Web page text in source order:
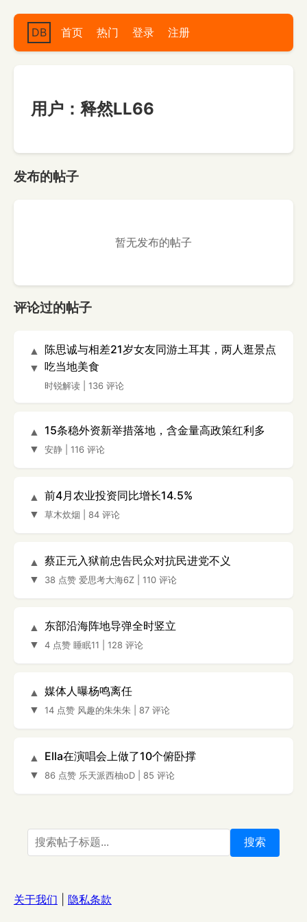
DB 首页 热门 登录 注册
用户：释然LL66
发布的帖子
暂无发布的帖子
评论过的帖子
▲
▼
陈思诚与相差21岁女友同游土耳其，两人逛景点
吃当地美食
时锐解读 136 评论
▲
▼
15条稳外资新举措落地，含金量高政策红利多
安静 116 评论
▲
▼
前4月农业投资同比增长14.5%
草木炊烟 84 评论
▲
▼
蔡正元入狱前忠告民众对抗民进党不义
38 点赞 爱思考大海6Z 110 评论
▲
▼
东部沿海阵地导弹全时竖立
4 点赞 睡眠11 128 评论
▲
▼
媒体人曝杨鸣离任
14 点赞 风趣的朱朱朱 87 评论
▲
▼
Ella在演唱会上做了10个俯卧撑
86 点赞 乐天派西柚oD 85 评论
搜索
关于我们 隐私条款